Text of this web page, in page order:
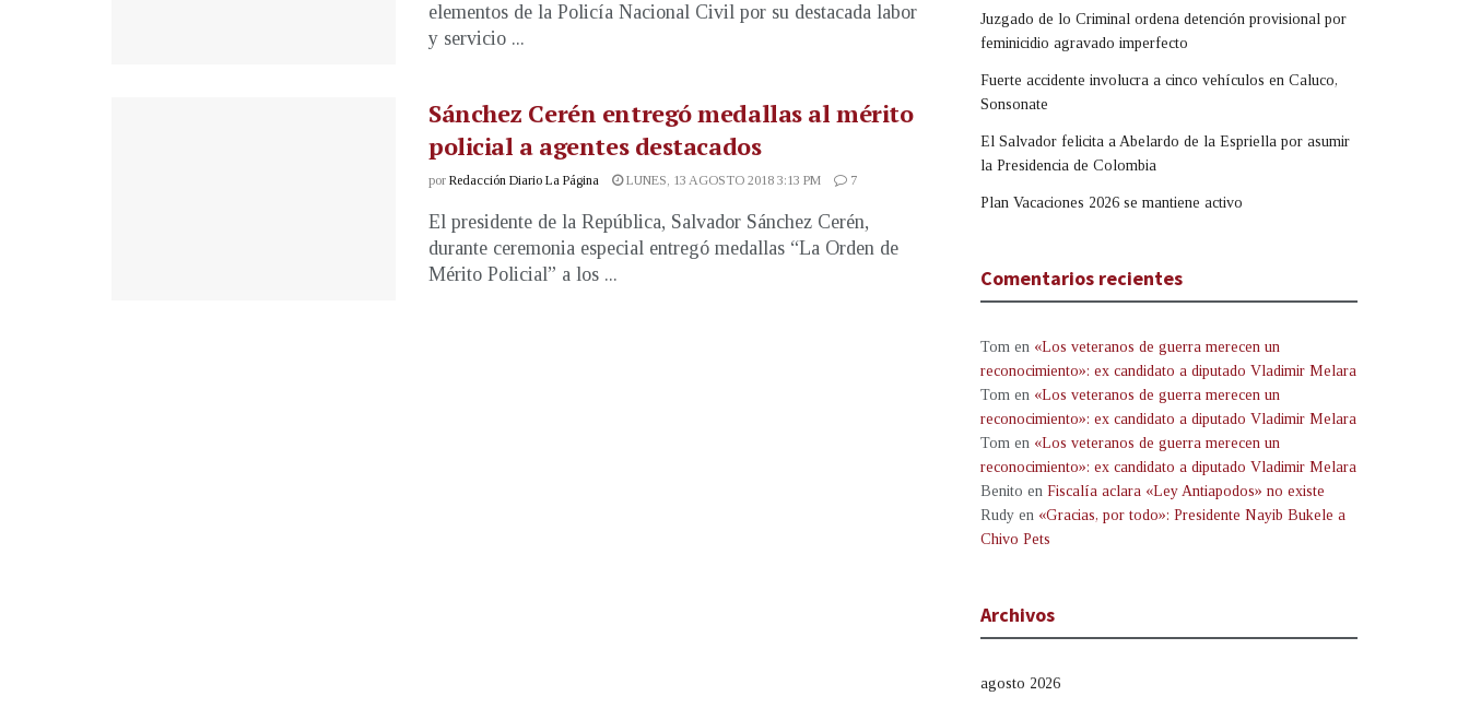
elementos de la Policía Nacional Civil por su destacada labor
y servicio ...
Sánchez Cerén entregó medallas al mérito
policial a agentes destacados
por Redacción Diario La Página LUNES, 13 AGOSTO 2018 3:13 PM 7
El presidente de la República, Salvador Sánchez Cerén,
durante ceremonia especial entregó medallas “La Orden de
Mérito Policial” a los ...
Juzgado de lo Criminal ordena detención provisional por
feminicidio agravado imperfecto
Fuerte accidente involucra a cinco vehículos en Caluco,
Sonsonate
El Salvador felicita a Abelardo de la Espriella por asumir
la Presidencia de Colombia
Plan Vacaciones 2026 se mantiene activo
Comentarios recientes
Tom en «Los veteranos de guerra merecen un
reconocimiento»: ex candidato a diputado Vladimir Melara
Tom en «Los veteranos de guerra merecen un
reconocimiento»: ex candidato a diputado Vladimir Melara
Tom en «Los veteranos de guerra merecen un
reconocimiento»: ex candidato a diputado Vladimir Melara
Benito en Fiscalía aclara «Ley Antiapodos» no existe
Rudy en «Gracias, por todo»: Presidente Nayib Bukele a
Chivo Pets
Archivos
agosto 2026